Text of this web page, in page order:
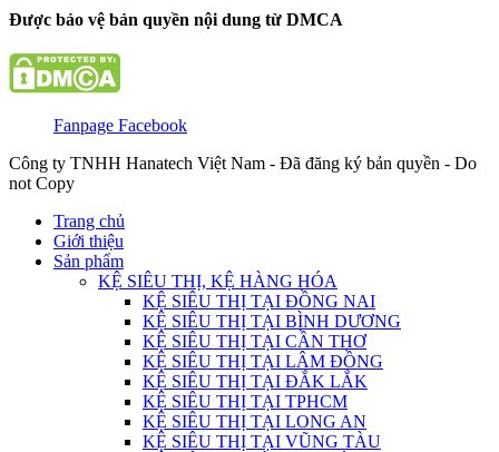
Được bảo vệ bản quyền nội dung từ DMCA
Fanpage Facebook
Công ty TNHH Hanatech Việt Nam - Đã đăng ký bản quyền - Do
not Copy
Trang chủ
Giới thiệu
Sản phẩm
KỆ SIÊU THỊ, KỆ HÀNG HÓA
KỆ SIÊU THỊ TẠI ĐỒNG NAI
KỆ SIÊU THỊ TẠI BÌNH DƯƠNG
KỆ SIÊU THỊ TẠI CẦN THƠ
KỆ SIÊU THỊ TẠI LÂM ĐỒNG
KỆ SIÊU THỊ TẠI ĐẮK LẮK
KỆ SIÊU THỊ TẠI TPHCM
KỆ SIÊU THỊ TẠI LONG AN
KỆ SIÊU THỊ TẠI VŨNG TÀU